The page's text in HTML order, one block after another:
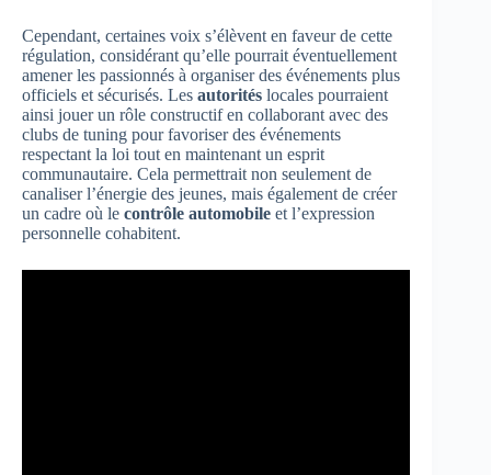
Cependant, certaines voix s’élèvent en faveur de cette
régulation, considérant qu’elle pourrait éventuellement
amener les passionnés à organiser des événements plus
officiels et sécurisés. Les autorités locales pourraient
ainsi jouer un rôle constructif en collaborant avec des
clubs de tuning pour favoriser des événements
respectant la loi tout en maintenant un esprit
communautaire. Cela permettrait non seulement de
canaliser l’énergie des jeunes, mais également de créer
un cadre où le contrôle automobile et l’expression
personnelle cohabitent.